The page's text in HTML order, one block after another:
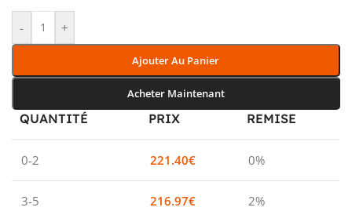
- +
Ajouter Au Panier
Acheter Maintenant
QUANTITÉ PRIX REMISE
0-2 221.40€ 0%
3-5 216.97€ 2%